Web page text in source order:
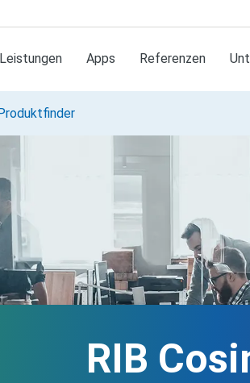
Apps Referenzen
RIB